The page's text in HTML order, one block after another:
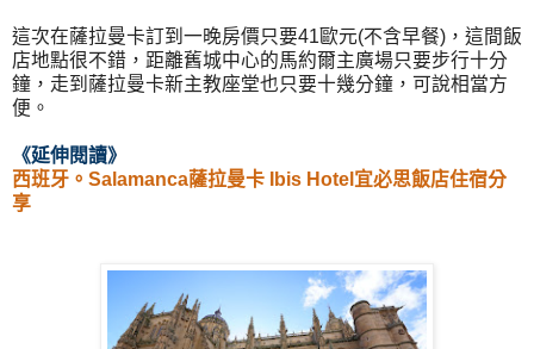
這次在薩拉曼卡訂到一晚房價只要41歐元(不含早餐)，這間飯
店地點很不錯，距離舊城中心的馬約爾主廣場只要步行十分
鐘，走到薩拉曼卡新主教座堂也只要十幾分鐘，可說相當方
便。
《延伸閱讀》
西班牙。Salamanca薩拉曼卡 Ibis Hotel宜必思飯店住宿分
享